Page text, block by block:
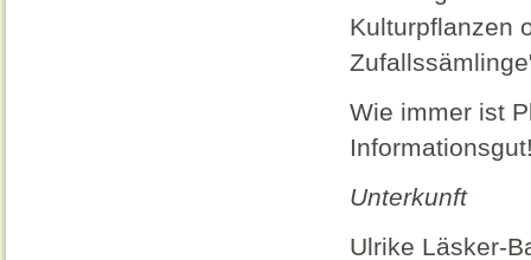
Kulturpflanzen
Wie immer ist
Unterkunft
Ulrike Läsker-